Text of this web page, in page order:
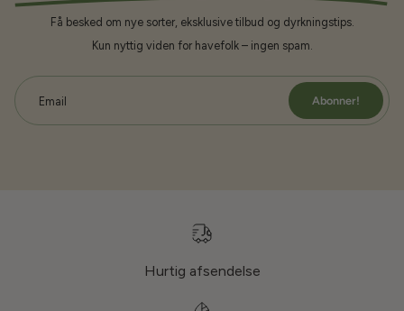
Få besked om nye sorter, eksklusive tilbud og dyrkningstips.
Kun nyttig viden for havefolk – ingen spam.
Email Abonner!
Hurtig afsendelse